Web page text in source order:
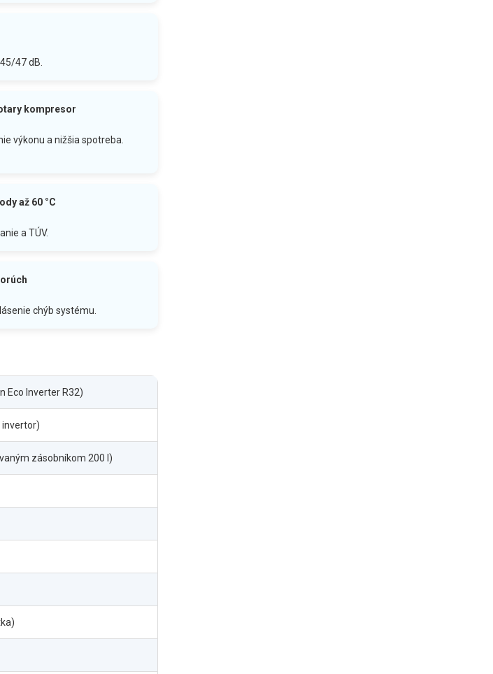
47 dB.
kompresor
výkonu a nižšia spotreba.
až 60 °C
a TÚV.
chýb systému.
Eco Inverter R32)
invertor)
zásobníkom 200 l)